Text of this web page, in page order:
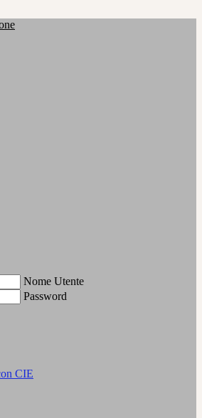
Nome Utente
Password
CIE